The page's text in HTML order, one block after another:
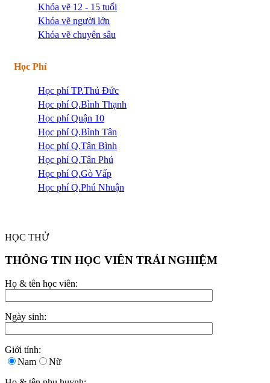
Khóa vẽ 12 - 15 tuổi
Khóa vẽ người lớn
Khóa vẽ chuyên sâu
Học Phí
Học phí TP.Thủ Đức
Học phí Q.Bình Thạnh
Học phí Quận 10
Học phí Q.Bình Tân
Học phí Q.Tân Bình
Học phí Q.Tân Phú
Học phí Q.Gò Vấp
Học phí Q.Phú Nhuận
HỌC THỬ
THÔNG TIN HỌC VIÊN TRẢI NGHIỆM
Họ & tên học viên:
Ngày sinh:
Giới tính:
Nam
Nữ